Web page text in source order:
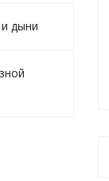
дыни